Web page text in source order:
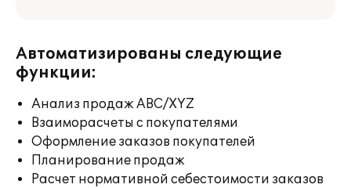
Автоматизированы следующие
функции:
Анализ продаж ABC/XYZ
Взаиморасчеты с покупателями
Оформление заказов покупателей
Планирование продаж
Расчет нормативной себестоимости заказов